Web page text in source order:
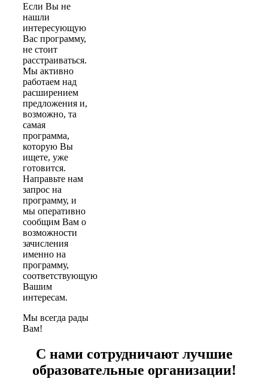
Если Вы не
нашли
интересующую
Вас программу,
не стоит
расстраиваться.
Мы активно
работаем над
расширением
предложения и,
возможно, та
самая
программа,
которую Вы
ищете, уже
готовится.
Направьте нам
запрос на
программу, и
мы оперативно
сообщим Вам о
возможности
зачисления
именно на
программу,
соответствующую
Вашим
интересам.
Мы всегда рады
Вам!
С нами сотрудничают лучшие
образовательные организации!